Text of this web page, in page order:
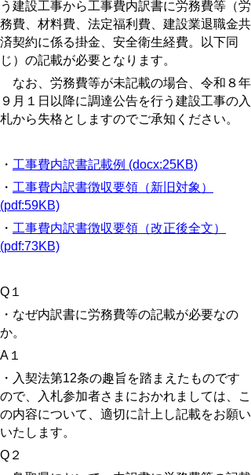
う建設工事から工事費内訳書に労務費等（労
務費、材料費、法定福利費、建設業退職金共
済契約に係る掛金、安全衛生経費。以下同
じ）の記載が必要となります。
なお、労務費等が未記載の場合 、令和８年
９月１日以降に調達公告を行う建設工事の入
札から失格としますのでご承知ください。
・ 工事費内訳書記載例 (docx:25KB)
・ 工事費内訳書徴収要領（新旧対象）
(pdf:59KB)
・ 工事費内訳書徴収要領（改正後全文）
(pdf:73KB)
Q １
・なぜ内訳書に労務費等の記載が必要なの
か。
A １
・入契法第12条の趣旨を踏まえたものです
ので、入札参加者さまにおかれましては、こ
の内容について、適切に計上し記載をお願い
いたします。
Q ２